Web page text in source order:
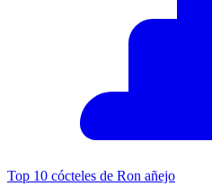
Top 10 cócteles de Ron añejo